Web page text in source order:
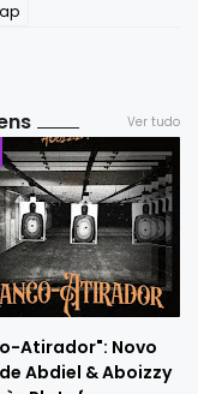
Ver tudo
Atirador": Novo
Abdiel & Aboizzy